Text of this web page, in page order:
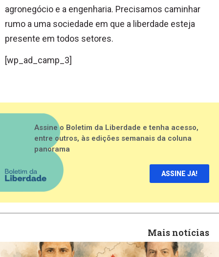
agronegócio e a engenharia. Precisamos caminhar
rumo a uma sociedade em que a liberdade esteja
presente em todos setores.
[wp_ad_camp_3]
Assine o Boletim da Liberdade e tenha acesso,
entre outros, às edições semanais da coluna
panorama
ASSINE JA!
Mais notícias